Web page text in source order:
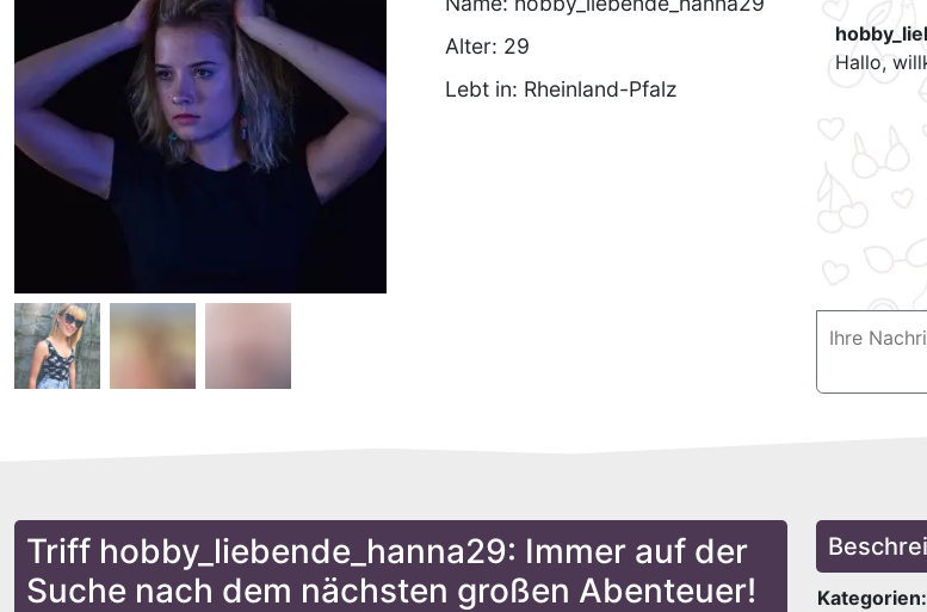
Alter: 29
Lebt in: Rheinland-Pfalz
Hallo,
Triff hobby_liebende_hanna29: Immer auf der
Suche nach dem nächsten großen Abenteuer!
Kategorien: